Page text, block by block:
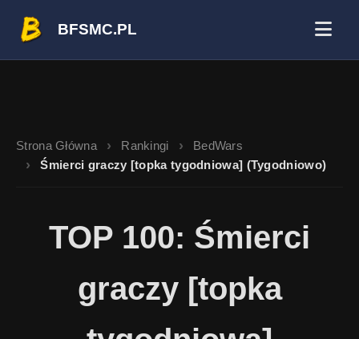
BFSMC.PL
Strona Główna Rankingi
BedWars
Śmierci graczy [topka tygodniowa] (Tygodniowo)
TOP 100: Śmierci
graczy [topka